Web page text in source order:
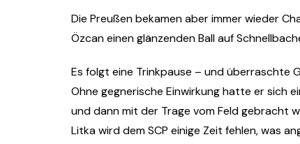
Die Preußen bekamen aber immer wieder
Özcan einen glänzenden Ball auf
Es folgt eine Trinkpause – und überraschte
Ohne gegnerische Einwirkung hatte er sich
und dann mit der Trage vom Feld gebracht
Litka wird dem SCP einige Zeit fehlen, was